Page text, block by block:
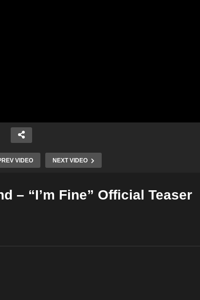
VIDEO NEXT VIDEO
– “I’m Fine” Official Teaser